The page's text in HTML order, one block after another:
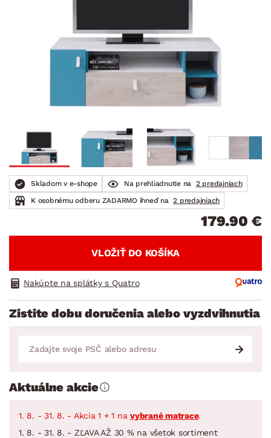
Skladom v e-shope Na prehliadnutie na
2 predajniach
K osobnému odberu ZADARMO ihneď na 2 predajniach
179.90 €
VLOŽIŤ DO KOŠÍKA
Nakúpte na splátky s Quatro
Zistite dobu doručenia alebo vyzdvihnutia
Aktuálne akcie
1. 8. - 31. 8. - Akcia 1 + 1 na vybrané matrace.
1. 8. - 31. 8. - ZĽAVA AŽ 30 % na všetok sortiment